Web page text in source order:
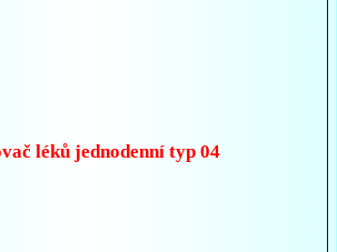
léků jednodenní typ 04